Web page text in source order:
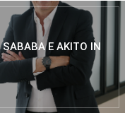
SABABA E AKITO IN